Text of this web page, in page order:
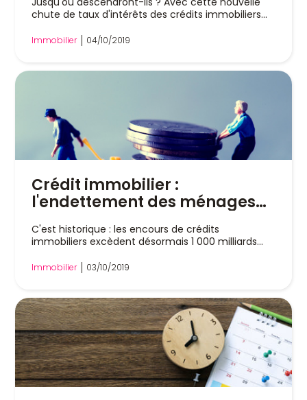
chute de taux d'intérêts des crédits immobiliers...
Immobilier 04/10/2019
Crédit immobilier :
l'endettement des ménages
sous haute surveillance
C'est historique : les encours de crédits
immobiliers excèdent désormais 1 000 milliards
Immobilier 03/10/2019